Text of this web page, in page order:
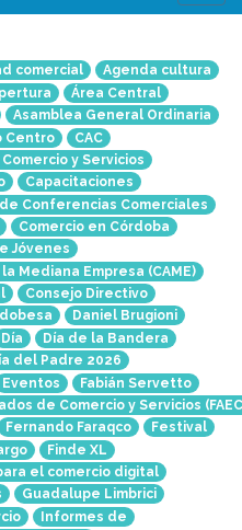
comercial
Agenda cultura
Área Central
Asamblea General Ordinaria
Centro
CAC
y Servicios
Capacitaciones
Conferencias Comerciales
Comercio en Córdoba
Jóvenes
Mediana Empresa (CAME)
Consejo Directivo
Daniel Brugioni
Día
Día de la Bandera
del Padre 2026
Eventos
Fabián Servetto
de Comercio y Servicios
Fernando Faraqco
Festival
Finde XL
el comercio digital
Guadalupe Limbrici
Informes de